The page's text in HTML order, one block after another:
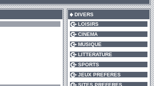
DIVERS
LOISIRS
CINEMA
MUSIQUE
LITTERATURE
SPORTS
JEUX PREFERES
SITES PREFERES